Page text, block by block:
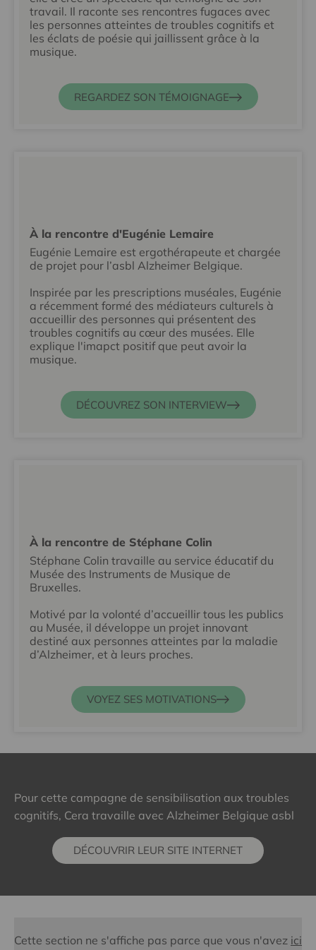
travail. Il raconte ses rencontres fugaces avec
les personnes atteintes de troubles cognitifs et
les éclats de poésie qui jaillissent grâce à la
musique.
REGARDEZ SON TÉMOIGNAGE
À la rencontre d'Eugénie Lemaire
Eugénie Lemaire est ergothérapeute et chargée
de projet pour l’asbl Alzheimer Belgique.
Inspirée par les prescriptions muséales, Eugénie
a récemment formé des médiateurs culturels à
accueillir des personnes qui présentent des
troubles cognitifs au cœur des musées. Elle
explique l'imapct positif que peut avoir la
musique.
DÉCOUVREZ SON INTERVIEW
À la rencontre de Stéphane Colin
Stéphane Colin travaille au service éducatif du
Musée des Instruments de Musique de
Bruxelles.
Motivé par la volonté d’accueillir tous les publics
au Musée, il développe un projet innovant
destiné aux personnes atteintes par la maladie
d’Alzheimer, et à leurs proches.
VOYEZ SES MOTIVATIONS
Pour cette campagne de sensibilisation aux troubles
cognitifs, Cera travaille avec Alzheimer Belgique asbl
DÉCOUVRIR LEUR SITE INTERNET
Cette section ne s'affiche pas parce que vous n'avez ici